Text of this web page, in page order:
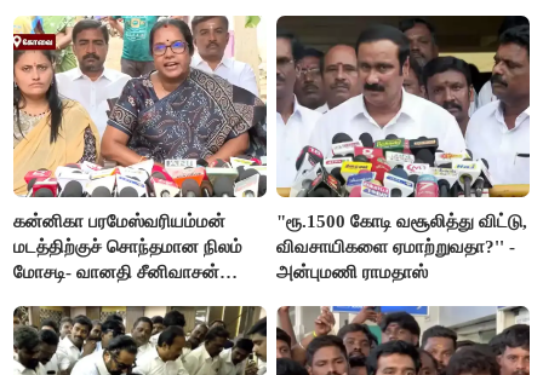
கன்னிகா பரமேஸ்வரியம்மன்
மடத்திற்குச் சொந்தமான நிலம்
மோசடி- வானதி சீனிவாசன்
"ரூ.1500 கோடி வசூலித்து விட்டு,
விவசாயிகளை ஏமாற்றுவதா?'' -
அன்புமணி ராமதாஸ்